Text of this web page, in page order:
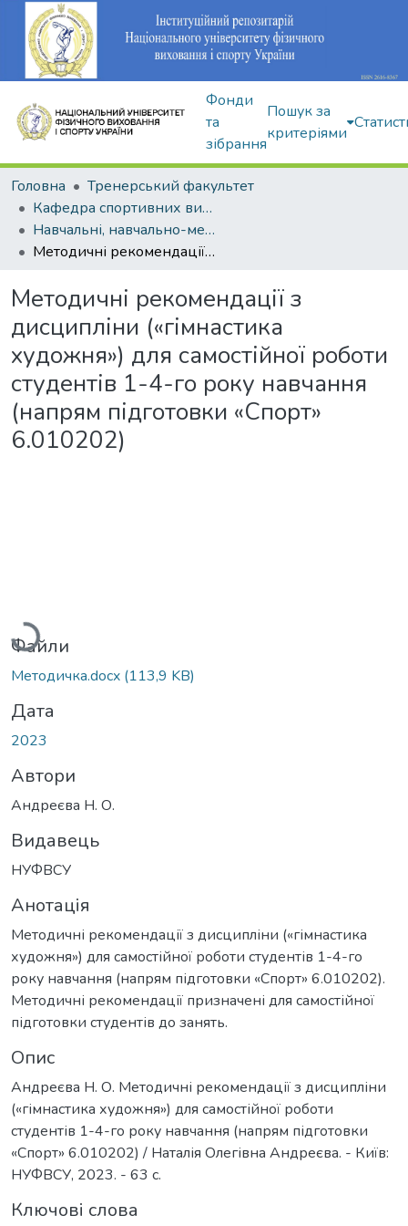
Фонди
та
зібрання
Пошук за
критеріями
Головна
Тренерський факультет
Кафедра спортивних видів гімнастики
Навчальні, навчально-методичні видання
Методичні рекомендації з дисципліни («гімнастика художня») для самостійної роботи студентів 1-4-го року навчання (напрям підготовки «Спорт» 6.010202)
Методичні рекомендації з
дисципліни («гімнастика
художня») для самостійної роботи
студентів 1-4-го року навчання
(напрям підготовки «Спорт»
6.010202)
Вантажиться...
Файли
Методичка.docx (113,9 KB)
Дата
2023
Автори
Андреєва Н. О.
Видавець
НУФВСУ
Анотація
Методичні рекомендації з дисципліни («гімнастика
художня») для самостійної роботи студентів 1-4-го
року навчання (напрям підготовки «Спорт» 6.010202).
Методичні рекомендації призначені для самостійної
підготовки студентів до занять.
Опис
Андреєва Н. О. Методичні рекомендації з дисципліни
(«гімнастика художня») для самостійної роботи
студентів 1-4-го року навчання (напрям підготовки
«Спорт» 6.010202) / Наталія Олегівна Андреєва. - Київ:
НУФВСУ, 2023. - 63 с.
Ключові слова